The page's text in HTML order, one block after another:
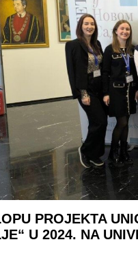
PROJEKTA
U 2024. NA